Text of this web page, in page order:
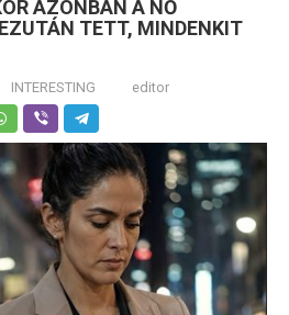
AZONBAN A NŐ
TETT, MINDENKIT
INTERESTING editor